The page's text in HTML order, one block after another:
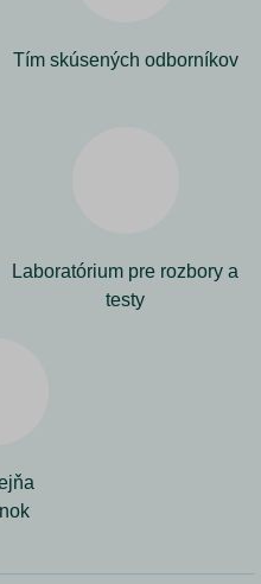
Tím skúsených odborníkov
Laboratórium pre rozbory a
testy